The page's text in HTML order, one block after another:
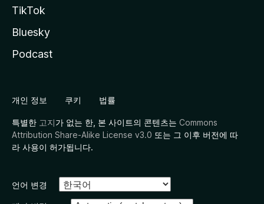
TikTok
Bluesky
Podcast
개인 정보 쿠키 법률
특별한 고지가 없는 한, 본 사이트의 콘텐츠는 Commons
Attribution Share-Alike License v3.0 또는 그 이후 버전에 따
라 사용이 허가됩니다.
언어 변경